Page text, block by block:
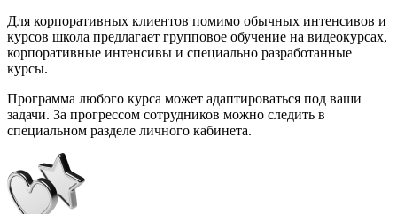
Для корпоративных клиентов помимо обычных интенсивов и
курсов школа предлагает групповое обучение на видеокурсах,
корпоративные интенсивы и специально разработанные
курсы.
Программа любого курса может адаптироваться под ваши
задачи. За прогрессом сотрудников можно следить в
специальном разделе личного кабинета.